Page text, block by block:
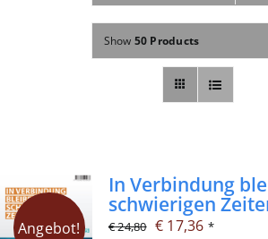
Fachbücher
Poster, Karten, Medien
Show 50 Products
Angebot!
In Verbindung
schwierigen
€24,80 Ursprünglicher
€ 17,36Aktueller
*